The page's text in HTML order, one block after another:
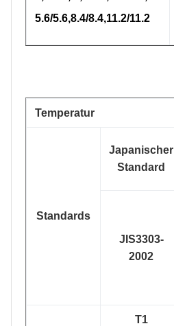
5.6/5.6,8.4/8.4,11.2/11.2
Temperatur
Standards
Japanischer
Standard
JIS3303-
2002
T1